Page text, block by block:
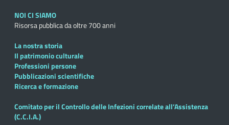
NOI CI SIAMO
Risorsa pubblica da oltre 700 anni
La nostra storia
Il patrimonio culturale
Professioni persone
Pubblicazioni scientifiche
Ricerca e formazione
Comitato per il Controllo delle Infezioni correlate all’Assistenza
(C.C.I.A.)